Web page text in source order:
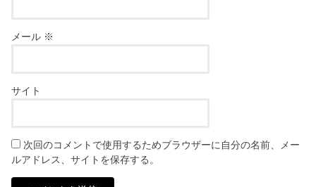
メール ※
サイト
次回のコメントで使用するためブラウザーに自分の名前、メー
ルアドレス、サイトを保存する。